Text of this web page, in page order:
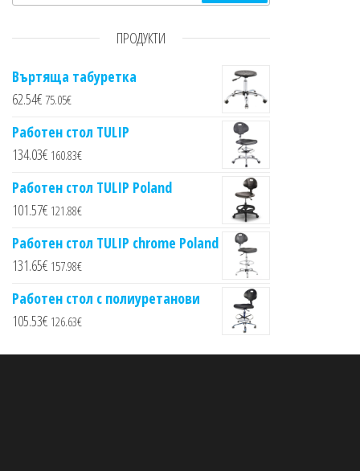
ПРОДУКТИ
Въртяща табуретка
62.54€ 75.05€
Работен стол TULIP
134.03€ 160.83€
Работен стол TULIP Poland
101.57€ 121.88€
Работен стол TULIP chrome Poland
131.65€ 157.98€
Работен стол с полиуретанови
105.53€ 126.63€